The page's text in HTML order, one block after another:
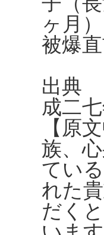
ヶ月）
被爆
出典
成二
【原
族、
てい
れた
だく